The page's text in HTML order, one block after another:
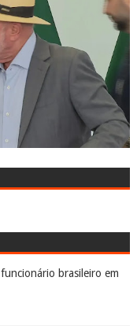
brasileiro em